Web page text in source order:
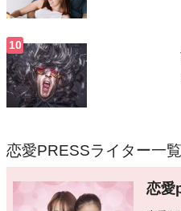
恋愛PRESSライター一覧
恋愛